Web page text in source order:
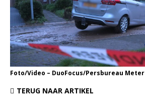
Foto/Video – DuoFocus/Persbureau Meter
TERUG NAAR ARTIKEL